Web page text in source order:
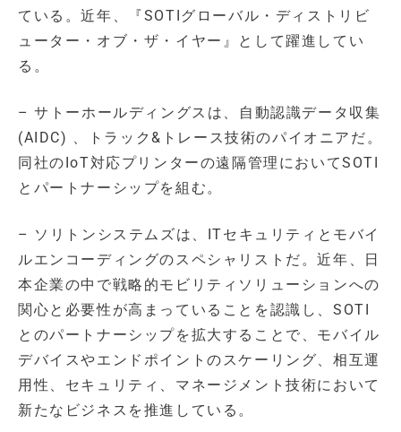
ている。近年、『SOTIグローバル・ディストリビ
ューター・オブ・ザ・イヤー』として躍進してい
る。
– サトーホールディングスは、自動認識データ収集
(AIDC) 、トラック&トレース技術のパイオニアだ。
同社のIoT対応プリンターの遠隔管理においてSOTI
とパートナーシップを組む。
– ソリトンシステムズは、ITセキュリティとモバイ
ルエンコーディングのスペシャリストだ。近年、日
本企業の中で戦略的モビリティソリューションへの
関心と必要性が高まっていることを認識し、SOTI
とのパートナーシップを拡大することで、モバイル
デバイスやエンドポイントのスケーリング、相互運
用性、セキュリティ、マネージメント技術において
新たなビジネスを推進している。